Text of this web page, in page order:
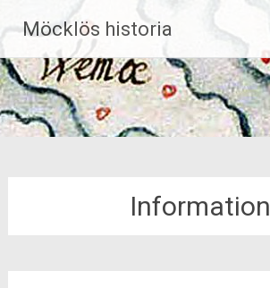
till
innehåll
Möcklös historia
Information